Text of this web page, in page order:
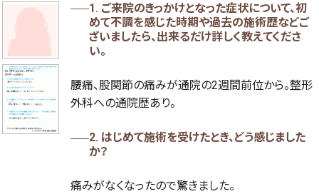
1. ご来院のきっかけとなった症状について、初
めて不調を感じた時期や過去の施術歴などご
ざいましたら、出来るだけ詳しく教えてくださ
い。
腰痛、股関節の痛みが通院の2週間前位から。整形
外科への通院歴あり。
2. はじめて施術を受けたとき、どう感じました
か？
痛みがなくなったので驚きました。